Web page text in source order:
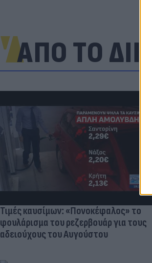
ΑΠΟ ΤΟ
Τιμές καυσίμων: «Πονοκέφαλος» το
φουλάρισμα του ρεζερβουάρ για τους
αδειούχους του Αυγούστου